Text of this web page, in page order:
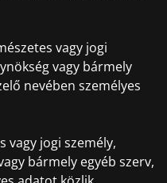
vagy jogi
vagy bármely
nevében személyes
vagy jogi személy,
bármely egyéb szerv,